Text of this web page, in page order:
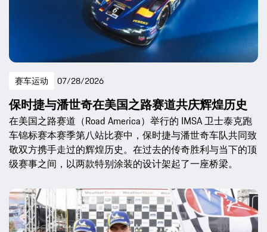
赛车运动 07/28/2026
保时捷与潘世奇在美国之路赛道共庆辉煌历史
在美国之路赛道（Road America）举行的 IMSA 卫士泰克跑
车锦标赛本赛季第八站比赛中，保时捷与潘世奇车队共同致
敬双方携手走过的辉煌历史。在过去的传奇胜利与当下的顶
级赛事之间，以两款特别涂装的设计架起了一座桥梁。